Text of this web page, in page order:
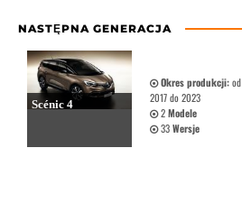
NASTĘPNA GENERACJA
Scénic 4
Okres produkcji:od
2017 do 2023
2Modele
33Wersje